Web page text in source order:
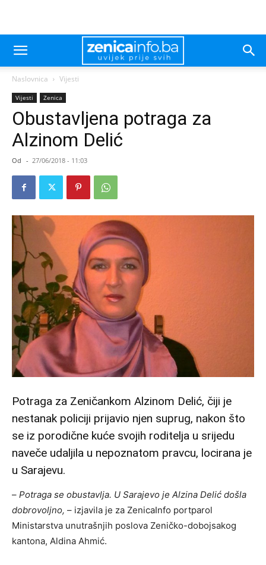
Naslovnica Vijesti
Vijesti Zenica
Obustavljena potraga za
Alzinom Delić
Od - 27/06/2018 - 11:03
Potraga za Zeničankom Alzinom Delić, čiji je
nestanak policiji prijavio njen suprug, nakon što
se iz porodične kuće svojih roditelja u srijedu
naveče udaljila u nepoznatom pravcu, locirana je
u Sarajevu.
– Potraga se obustavlja. U Sarajevo je Alzina Delić došla
dobrovoljno, – izjavila je za ZenicaInfo portparol
Ministarstva unutrašnjih poslova Zeničko-dobojsakog
kantona, Aldina Ahmić.